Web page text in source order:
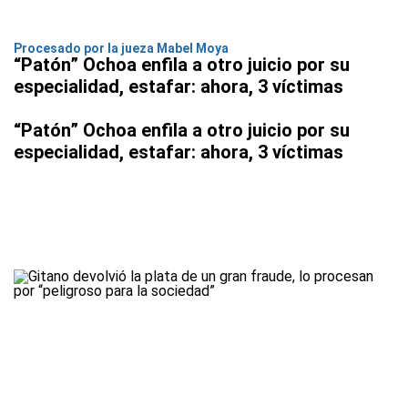
Procesado por la jueza Mabel Moya
“Patón” Ochoa enfila a otro juicio por su
especialidad, estafar: ahora, 3 víctimas
“Patón” Ochoa enfila a otro juicio por su
especialidad, estafar: ahora, 3 víctimas